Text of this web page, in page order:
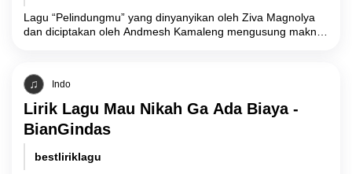
Lagu “Pelindungmu” yang dinyanyikan oleh Ziva Magnolya
dan diciptakan oleh Andmesh Kamaleng mengusung makna
Indo
Lirik Lagu Mau Nikah Ga Ada Biaya -
BianGindas
bestliriklagu